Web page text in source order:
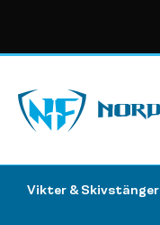
Vikter & Skivstänger